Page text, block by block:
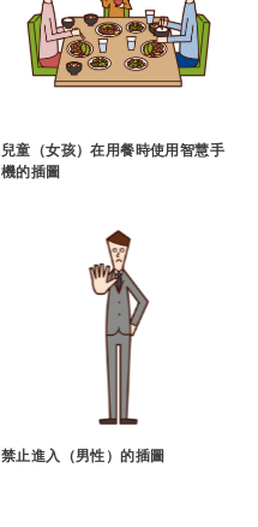
兒童（女孩）在用餐時使用智慧手
機的插圖
禁止進入（男性）的插圖